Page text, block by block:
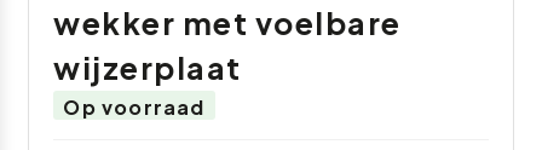
wekker met voelbare
wijzerplaat
Op voorraad